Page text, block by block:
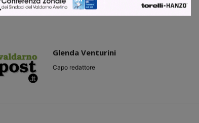
assenso. La festa non si vende".
Glenda Venturini
Capo redattore